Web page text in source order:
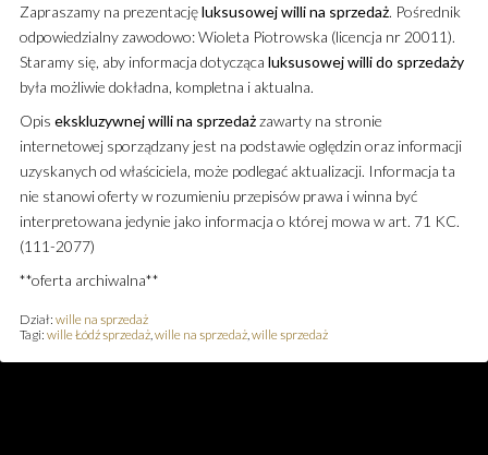
Zapraszamy na prezentacjęluksusowejwillina sprzedaż. Pośrednik
odpowiedzialny zawodowo: Wioleta Piotrowska (licencja nr 20011).
Staramy się, aby informacja dotycząca luksusowejwillido sprzedaży
była możliwie dokładna, kompletna i aktualna.
Opis ekskluzywnejwillina sprzedażzawarty na stronie
internetowej sporządzany jest na podstawie oględzin oraz informacji
uzyskanych od właściciela, może podlegać aktualizacji. Informacja ta
nie stanowi oferty w rozumieniu przepisów prawa i winna być
interpretowana jedynie jako informacja o której mowa w art. 71 KC.
(111-2077)
**oferta archiwalna**
Dział: wille na sprzedaż
Tagi: wille Łódź sprzedaż, wille na sprzedaż, wille sprzedaż